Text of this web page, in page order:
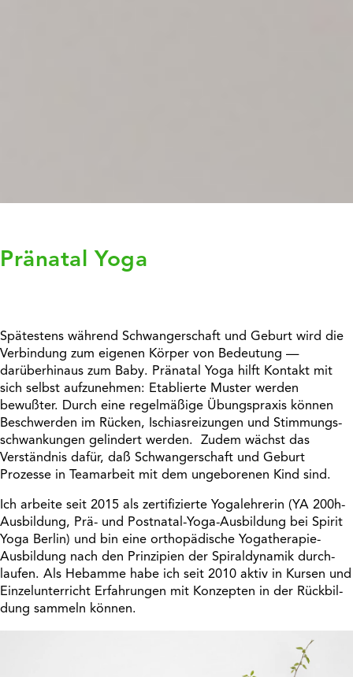
Pränatal Yoga
Spätes­tens während Schwan­ger­schaft und Geburt wird die
Verbin­dung zum eigenen Körper von Bedeu­tung —
darüber­hinaus zum Baby. Pränatal Yoga hilft Kontakt mit
sich selbst aufzu­nehmen: Etablierte Muster werden
bewußter. Durch eine regel­mä­ßige Übungs­praxis können
Beschwerden im Rücken, Ischi­as­rei­zungen und Stim­mungs­
schwan­kungen gelin­dert werden. Zudem wächst das
Verständnis dafür, daß Schwan­ger­schaft und Geburt
Prozesse in Team­ar­beit mit dem unge­bo­renen Kind sind.
Ich arbeite seit 2015 als zerti­fi­zierte Yoga­leh­rerin (YA 200h-
Ausbil­dung, Prä- und Post­natal-Yoga-Ausbil­dung bei Spirit
Yoga Berlin) und bin eine ortho­pä­di­sche Yoga­the­rapie-
Ausbil­dung nach den Prin­zi­pien der Spiral­dy­namik durch­
laufen. Als Hebamme habe ich seit 2010 aktiv in Kursen und
Einzel­un­ter­richt Erfah­rungen mit Konzepten in der Rück­bil­
dung sammeln können.